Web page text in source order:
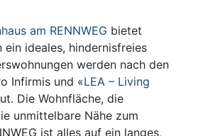
am RENNWEG bietet
ein ideales, hindernisfreies
werden nach den
Infirmis und «LEA – Living
Die Wohnfläche, die
unmittelbare Nähe zum
ist alles auf ein langes,